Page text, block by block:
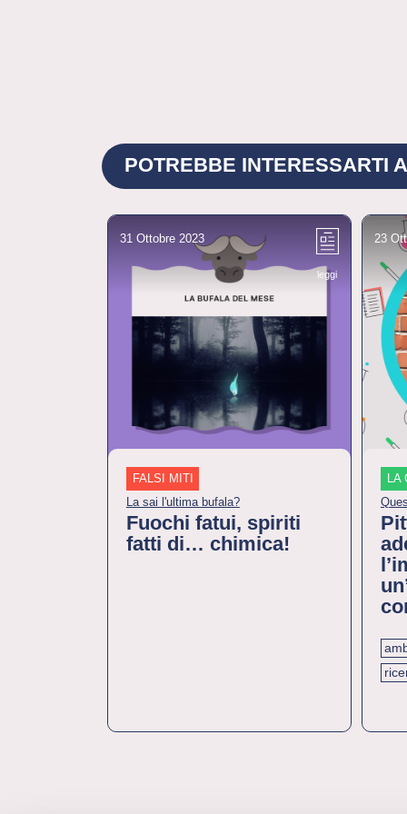
POTREBBE INTERESSARTI
31 Ottobre 2023
leggi
FALSI MITI
La sai l'ultima bufala?
Fuochi fatui, spiriti
fatti di… chimica!
23
LA